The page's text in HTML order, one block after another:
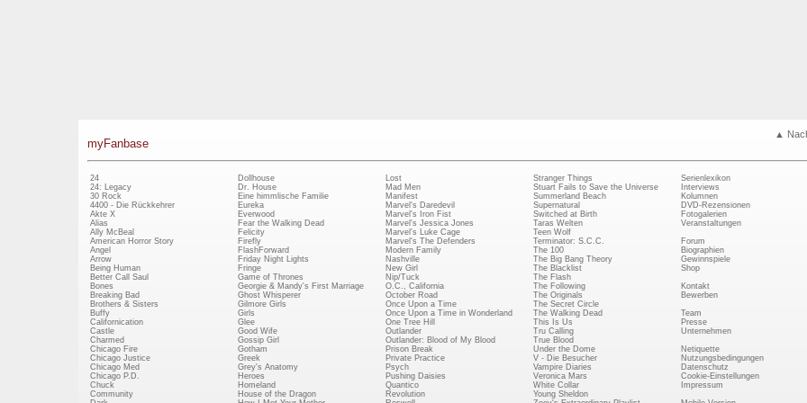
▲
myFanbase
24
24: Legacy
30 Rock
4400 - Die Rückkehrer
Akte X
Alias
Ally McBeal
American Horror Story
Angel
Arrow
Being Human
Better Call Saul
Bones
Breaking Bad
Brothers & Sisters
Buffy
Californication
Castle
Charmed
Chicago Fire
Chicago Justice
Chicago Med
Chicago P.D.
Chuck
Community
Dollhouse
Dr. House
Eine himmlische Familie
Eureka
Everwood
Fear the Walking Dead
Felicity
Firefly
FlashForward
Friday Night Lights
Fringe
Game of Thrones
Georgie & Mandy's First Marriage
Ghost Whisperer
Gilmore Girls
Girls
Glee
Good Wife
Gossip Girl
Gotham
Greek
Grey's Anatomy
Heroes
Homeland
House of the Dragon
Lost
Mad Men
Manifest
Marvel's Daredevil
Marvel's Iron Fist
Marvel's Jessica Jones
Marvel's Luke Cage
Marvel's The Defenders
Modern Family
Nashville
New Girl
Nip/Tuck
O.C., California
October Road
Once Upon a Time
Once Upon a Time in Wonderland
One Tree Hill
Outlander
Outlander: Blood of My Blood
Prison Break
Private Practice
Psych
Pushing Daisies
Quantico
Revolution
Stranger Things
Stuart Fails to Save the Universe
Summerland Beach
Supernatural
Switched at Birth
Taras Welten
Teen Wolf
Terminator: S.C.C.
The 100
The Big Bang Theory
The Blacklist
The Flash
The Following
The Originals
The Secret Circle
The Walking Dead
This Is Us
Tru Calling
True Blood
Under the Dome
V - Die Besucher
Vampire Diaries
Veronica Mars
White Collar
Young Sheldon
Serienlexikon
Interviews
Kolumnen
DVD-Rezensionen
Fotogalerien
Veranstaltungen
Forum
Biographien
Gewinnspiele
Shop
Kontakt
Bewerben
Team
Presse
Unternehmen
Netiquette
Nutzungsbedingungen
Datenschutz
Cookie-Einstellungen
Impressum